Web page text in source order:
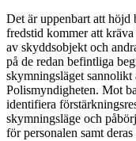
Det är uppenbart att höjd
fredstid kommer att
av skyddsobjekt och
på de redan befintliga
skymningsläget
Polismyndigheten. Mot
identifiera
skymningsläge och
för personalen samt